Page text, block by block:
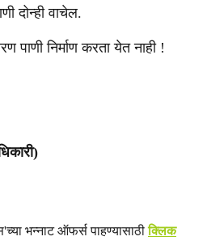
दोन्ही वाचेल.
पाणी निर्माण करता येत नाही !
भन्नाट ऑफर्स पाहण्यासाठीक्लिक